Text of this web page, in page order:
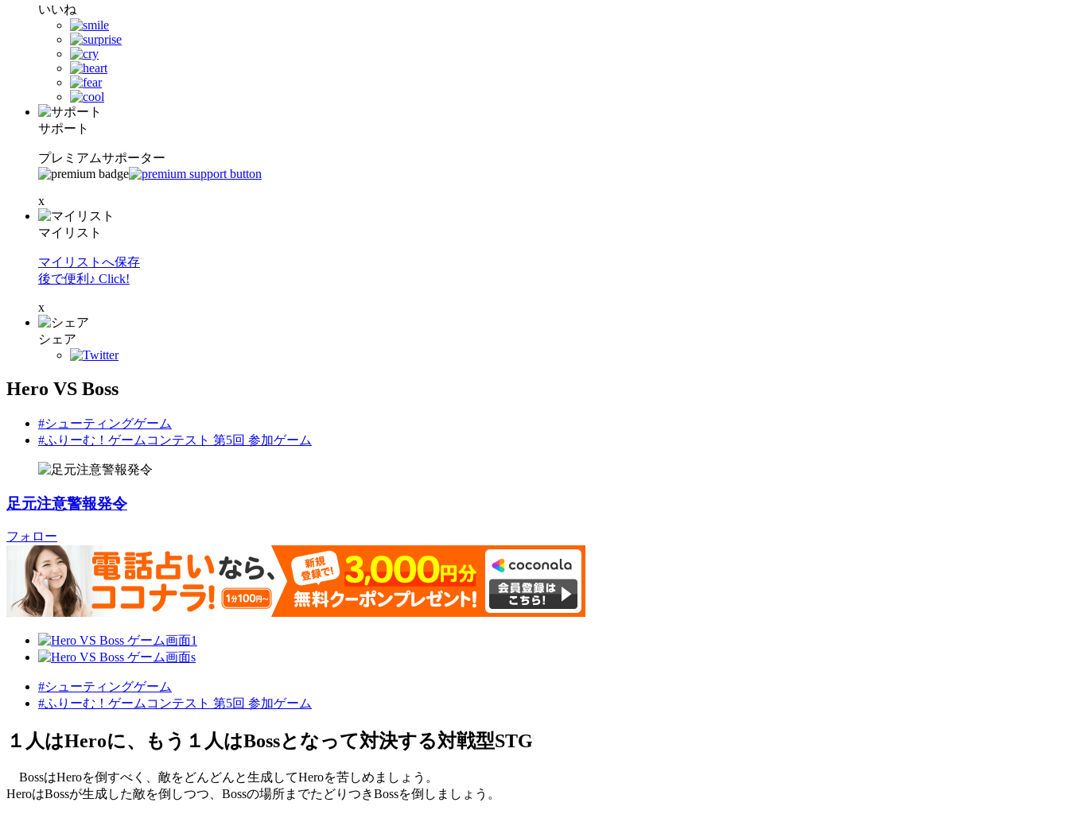
いいね
サポート
プレミアムサポーター
x
マイリスト
マイリストへ保存
後で便利♪ Click!
x
シェア
Hero VS Boss
#シューティングゲーム
#ふりーむ！ゲームコンテスト 第5回 参加ゲーム
足元注意警報発令
フォロー
#シューティングゲーム
#ふりーむ！ゲームコンテスト 第5回 参加ゲーム
１人はHeroに、もう１人はBossとなって対決する対戦型STG
BossはHeroを倒すべく、敵をどんどんと生成してHeroを苦しめましょう。
HeroはBossが生成した敵を倒しつつ、Bossの場所までたどりつきBossを倒しましょう。